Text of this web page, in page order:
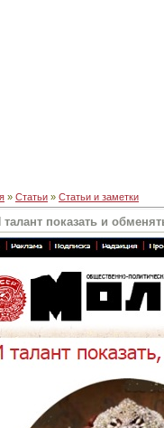
» Статьи » Статьи и заметки
талант показать и